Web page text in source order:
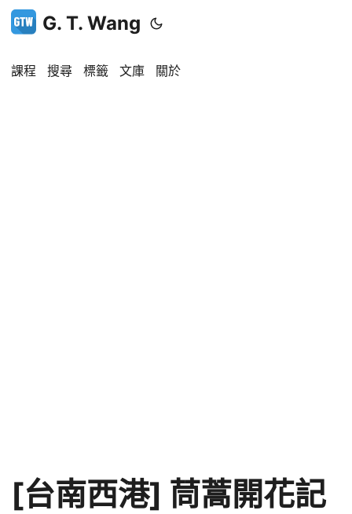
G. T. Wang
課程 搜尋 標籤 文庫 關於
[台南西港] 茼蒿開花記